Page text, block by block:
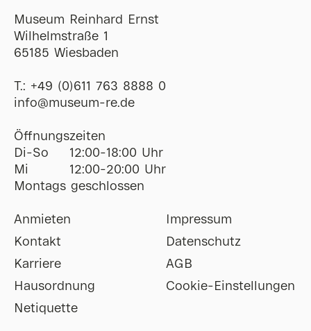
Museum Reinhard Ernst
Wilhelmstraße 1
65185 Wiesbaden
T.: +49 (0)611 763 8888 0
ofni@museum-re de
Öffnungszeiten
Di-So
12:00-18:00 Uhr
Mi
12:00-20:00 Uhr
Montags geschlossen
Anmieten
Kontakt
Karriere
Hausordnung
Netiquette
Impressum
Datenschutz
AGB
Cookie-Einstellungen